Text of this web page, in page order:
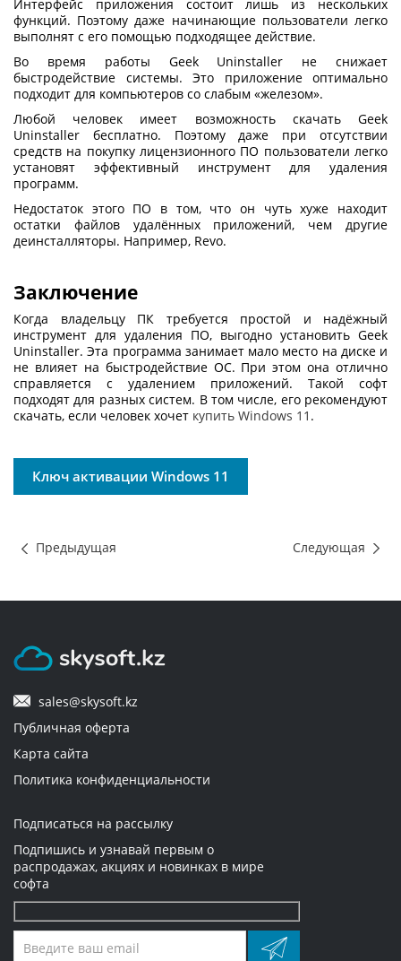
Интерфейс приложения состоит лишь из нескольких
функций. Поэтому даже начинающие пользователи легко
выполнят с его помощью подходящее действие.
Во время работы Geek Uninstaller не снижает
быстродействие системы. Это приложение оптимально
подходит для компьютеров со слабым «железом».
Любой человек имеет возможность скачать Geek
Uninstaller бесплатно. Поэтому даже при отсутствии
средств на покупку лицензионного ПО пользователи легко
установят эффективный инструмент для удаления
программ.
Недостаток этого ПО в том, что он чуть хуже находит
остатки файлов удалённых приложений, чем другие
деинсталляторы. Например, Revo.
Заключение
Когда владельцу ПК требуется простой и надёжный
инструмент для удаления ПО, выгодно установить Geek
Uninstaller. Эта программа занимает мало место на диске и
не влияет на быстродействие ОС. При этом она отлично
справляется с удалением приложений. Такой софт
подходят для разных систем. В том числе, его рекомендуют
скачать, если человек хочет купить Windows 11 .
Ключ активации Windows 11
Предыдущая Следующая
sales@skysoft.kz
Публичная оферта
Карта сайта
Политика конфиденциальности
Подписаться на рассылку
Подпишись и узнавай первым о
распродажах, акциях и новинках в мире
софта
Оставьте
это